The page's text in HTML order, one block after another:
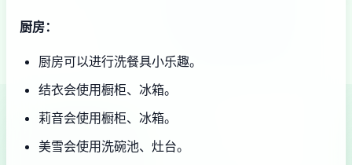
厨房：
厨房可以进行洗餐具小乐趣。
结衣会使用橱柜、冰箱。
莉音会使用橱柜、冰箱。
美雪会使用洗碗池、灶台。